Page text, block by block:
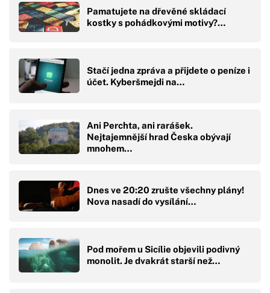
Pamatujete na dřevěné skládací
kostky s pohádkovými motivy?…
Stačí jedna zpráva a přijdete o peníze i
účet. Kyberšmejdi na…
Ani Perchta, ani rarášek.
Nejtajemnější hrad Česka obývají
mnohem…
Dnes ve 20:20 zrušte všechny plány!
Nova nasadí do vysílání…
Pod mořem u Sicílie objevili podivný
monolit. Je dvakrát starší než…